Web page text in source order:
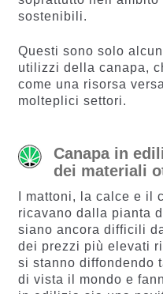
sostenibili.
Questi sono solo
utilizzi della canapa,
come una risorsa
molteplici settori.
Canapa in
dei materiali
I mattoni, la calce e il
ricavano dalla pianta
siano ancora difficili
dei prezzi più elevati
si stanno diffondendo
di vista il mondo e